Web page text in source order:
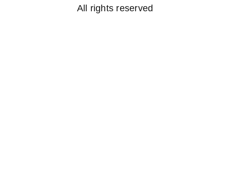
All rights reserved